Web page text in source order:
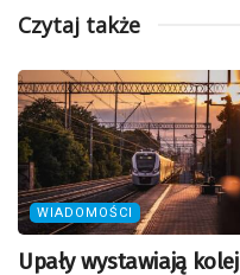
Czytaj także
WIADOMOŚCI
Upały wystawiają kolej